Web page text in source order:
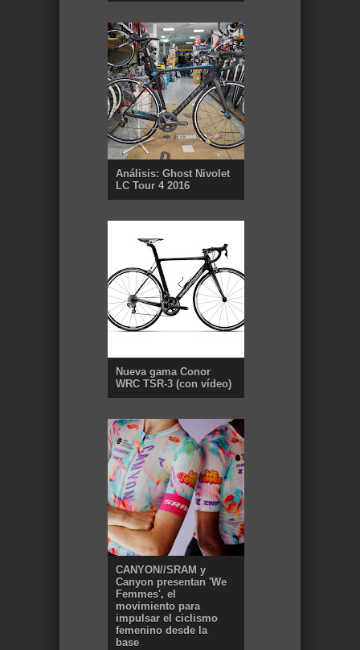
Análisis: Ghost Nivolet
LC Tour 4 2016
Nueva gama Conor
WRC TSR-3 (con vídeo)
CANYON//SRAM y
Canyon presentan 'We
Femmes', el
movimiento para
impulsar el ciclismo
femenino desde la
base